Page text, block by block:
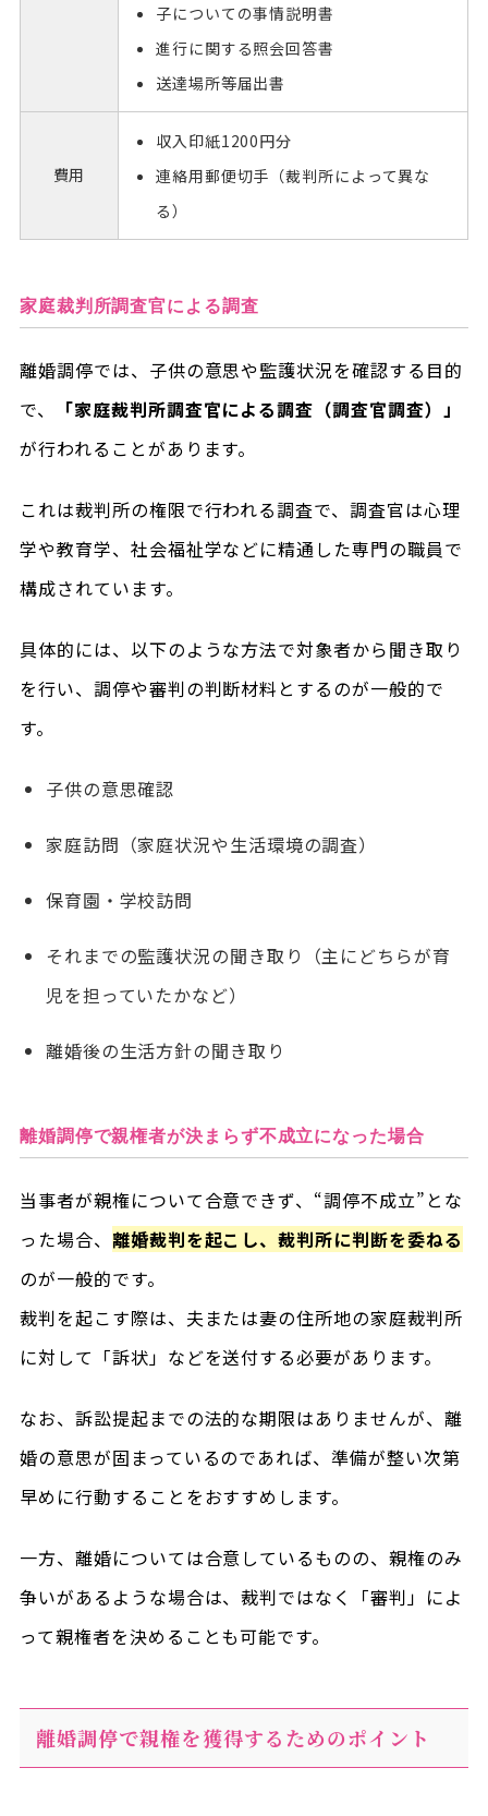
子についての事情説明書
進行に関する照会回答書
送達場所等届出書
費用
収入印紙1200円分
連絡用郵便切手（裁判所によって異な
る）
家庭裁判所調査官による調査
離婚調停では、子供の意思や監護状況を確認する目的
で、
「家庭裁判所調査官による調査（調査官調査）」
が行われることがあります。
これは裁判所の権限で行われる調査で、調査官は心理
学や教育学、社会福祉学などに精通した専門の職員で
構成されています。
具体的には、以下のような方法で対象者から聞き取り
を行い、調停や審判の判断材料とするのが一般的で
す。
子供の意思確認
家庭訪問（家庭状況や生活環境の調査）
保育園・学校訪問
それまでの監護状況の聞き取り（主にどちらが育
児を担っていたかなど）
離婚後の生活方針の聞き取り
離婚調停で親権者が決まらず不成立になった場合
当事者が親権について合意できず、“調停不成立”とな
った場合、 離婚裁判を起こし、裁判所に判断を委ねる
のが一般的です。
裁判を起こす際は、夫または妻の住所地の家庭裁判所
に対して「訴状」などを送付する必要があります。
なお、訴訟提起までの法的な期限はありませんが、離
婚の意思が固まっているのであれば、準備が整い次第
早めに行動することをおすすめします。
一方、離婚については合意しているものの、親権のみ
争いがあるような場合は、裁判ではなく「審判」によ
って親権者を決めることも可能です。
離婚調停で親権を獲得するためのポイント